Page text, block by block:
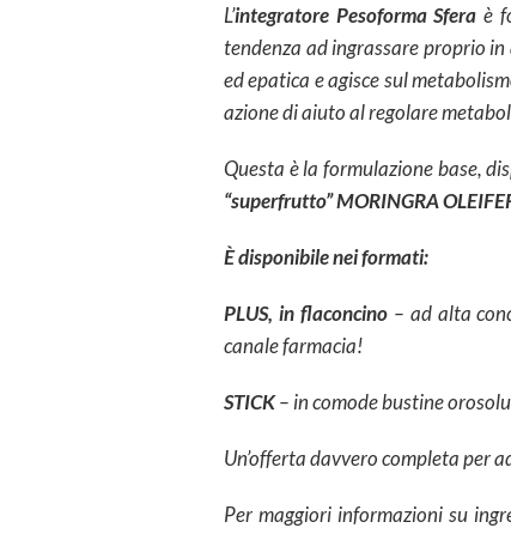
L’integratore Pesoforma Sferaè
tendenza ad ingrassare proprio
ed epatica e agisce sul
azione di aiuto al regolare
Questa è la formulazione base,
“superfrutto” MORINGRA
È disponibile nei formati:
PLUS, in flaconcino– ad alta
canale farmacia!
STICK– in comode bustine
Un’offerta davvero completa per
Per maggiori informazioni su